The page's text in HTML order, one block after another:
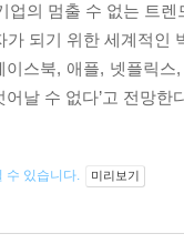
업의 멈출 수 없는 트렌
가 되기 위한 세계적인
스북, 애플, 넷플릭
날 수 없다’고 전망
수 있습니다. 미리보기